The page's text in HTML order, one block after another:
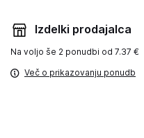
Izdelki prodajalca
Na voljo še 2 ponudbi od 7.37 €
Več o prikazovanju ponudb